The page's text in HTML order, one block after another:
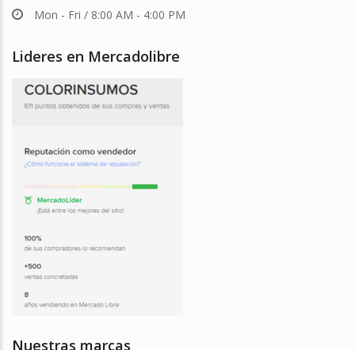
Mon - Fri / 8:00 AM - 4:00 PM
Lideres en Mercadolibre
Nuestras marcas